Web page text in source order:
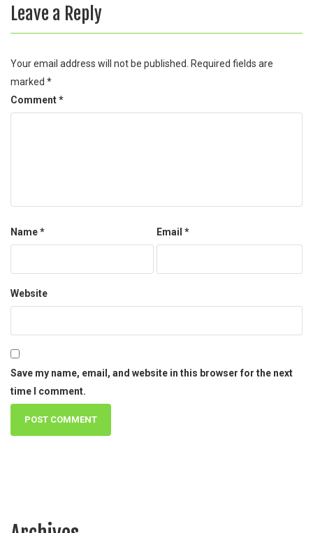
Leave a Reply
Your email address will not be published.
Required fields are
marked *
Comment*
Name* Email *
Website
Save my name, email, and website in this browser for the next
time I comment.